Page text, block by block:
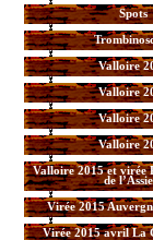
Spots
Valloire
Valloire
Valloire
Valloire
Valloire 2015 et virée
de
Virée 2015
Virée 2015 avril La